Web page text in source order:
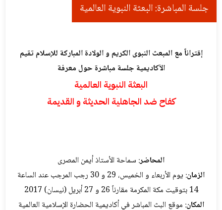
جلسة المباشرة: البعثة النبویة العالمیة
إقتراناً مع المبعث النبوی الكريم و الولادة المبارکة للإسلام تقیم
الآکادیمیة جلسة مباشرة حول معرفة
البعثة النبویة العالمیة
کفاح ضد الجاهلیة الحدیثة و القدیمة
المحاضر: سماحة الأستاذ أیمن المصری
الزمان
: یوم الأربعاء و الخمیس، 29 و 30 رجب المرجب عند الساعة
14 بتوقيت مكة المكرمة مقارناً 26 و 27 أبریل (نیسان) 2017
المکان: موقع البث المباشر في أکادیمیة الحضارة الإسلامیة العالمیة